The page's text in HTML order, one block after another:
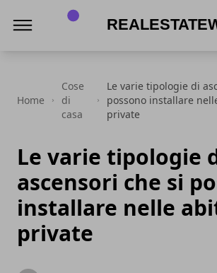
Home
Cose
di
casa
Le varie tipologie di
possono installare
private
Le varie tipologie
ascensori che si
installare nelle
private